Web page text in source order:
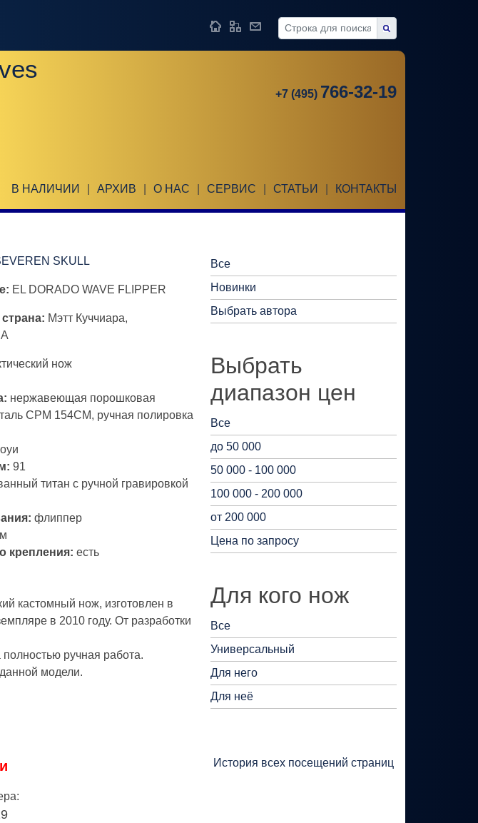
+7 (495) 766-32-19
В НАЛИЧИИ АРХИВ О НАС СЕРВИС СТАТЬИ КОНТАКТЫ
SKULL
EL DORADO WAVE FLIPPER
Мэтт Куччиара,
нож
нержавеющая порошковая
CPM 154CM, ручная полировка
91
титан с ручной гравировкой
флиппер
крепления: есть
кастомный нож, изготовлен в
в 2010 году. От разработки
полностью ручная работа.
модели.
Все
Новинки
Выбрать автора
Выбрать
диапазон цен
Все
до 50 000
50 000 - 100 000
100 000 - 200 000
от 200 000
Цена по запросу
Для кого нож
Все
Универсальный
Для него
Для неё
История всех посещений страниц